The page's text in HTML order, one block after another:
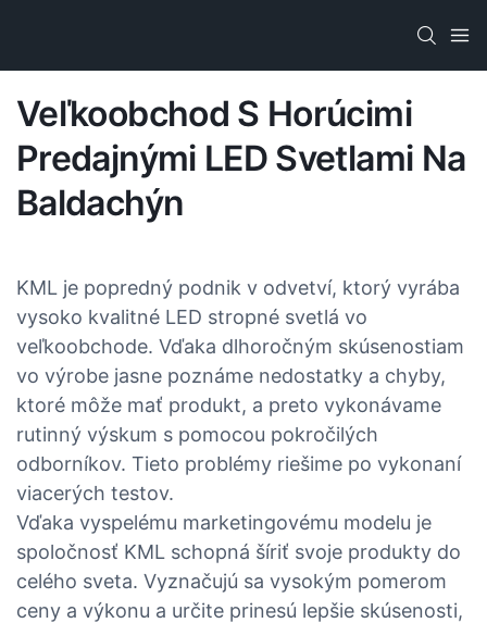
Veľkoobchod S Horúcimi
Predajnými LED Svetlami Na
Baldachýn
KML je popredný podnik v odvetví, ktorý vyrába
vysoko kvalitné LED stropné svetlá vo
veľkoobchode. Vďaka dlhoročným skúsenostiam
vo výrobe jasne poznáme nedostatky a chyby,
ktoré môže mať produkt, a preto vykonávame
rutinný výskum s pomocou pokročilých
odborníkov. Tieto problémy riešime po vykonaní
viacerých testov.
Vďaka vyspelému marketingovému modelu je
spoločnosť KML schopná šíriť svoje produkty do
celého sveta. Vyznačujú sa vysokým pomerom
ceny a výkonu a určite prinesú lepšie skúsenosti,